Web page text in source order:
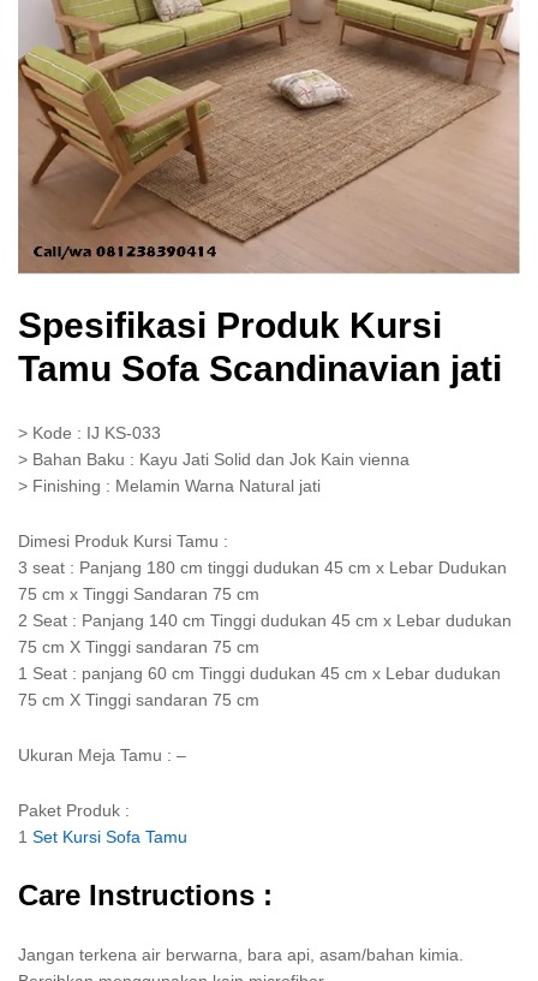
Spesifikasi Produk Kursi
Tamu Sofa Scandinavian jati
> Kode : IJ KS-033
> Bahan Baku : Kayu Jati Solid dan Jok Kain vienna
> Finishing : Melamin Warna Natural jati
Dimesi Produk Kursi Tamu :
3 seat : Panjang 180 cm tinggi dudukan 45 cm x Lebar Dudukan
75 cm x Tinggi Sandaran 75 cm
2 Seat : Panjang 140 cm Tinggi dudukan 45 cm x Lebar dudukan
75 cm X Tinggi sandaran 75 cm
1 Seat : panjang 60 cm Tinggi dudukan 45 cm x Lebar dudukan
75 cm X Tinggi sandaran 75 cm
Ukuran Meja Tamu : –
Paket Produk :
1 Set Kursi Sofa Tamu
Care Instructions :
Jangan terkena air berwarna, bara api, asam/bahan kimia.